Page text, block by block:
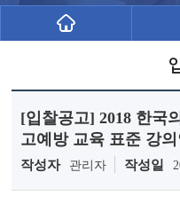
[입찰공고] 2018 한국
고예방 교육 표준 강
작성자 관리자 작성일